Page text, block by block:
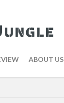
ABOUT US